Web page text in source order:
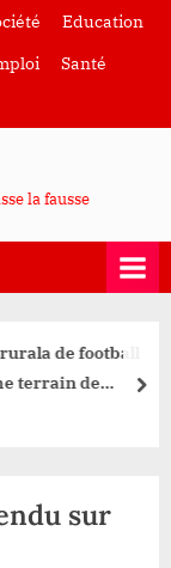
Education
Santé
la fausse
de football
terrain de
sur